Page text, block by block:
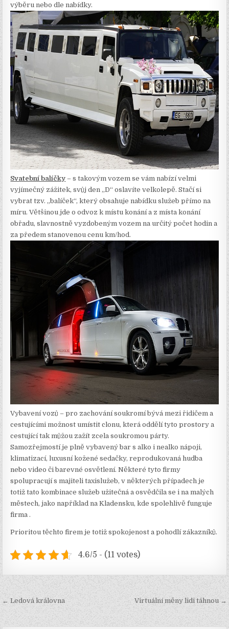
výběru nebo dle nabídky.
Svatební balíčky – s takovým vozem se vám nabízí velmi
vyjímečný zážitek, svůj den „D“ oslavíte velkolepě. Stačí si
vybrat tzv. „balíček“, který obsahuje nabídku služeb přímo na
míru. Většinou jde o odvoz k místu konání a z místa konání
obřadu, slavnostně vyzdobeným vozem na určitý počet hodin a
za předem stanovenou cenu km/hod.
Vybavení vozů – pro zachování soukromí bývá mezi řidičem a
cestujícími možnost umístit clonu, která oddělí tyto prostory a
cestující tak můžou zažít zcela soukromou párty.
Samozřejmostí je plně vybavený bar s alko i nealko nápoji,
klimatizací, luxusní kožené sedačky, reprodukovaná hudba
nebo video či barevné osvětlení. Některé tyto firmy
spolupracují s majiteli taxislužeb, v některých případech je
totiž tato kombinace služeb užitečná a osvědčila se i na malých
městech, jako například na Kladensku, kde spolehlivě funguje
firma .
Prioritou těchto firem je totiž spokojenost a pohodlí zákazníků.
4.6/5 - (11 votes)
Navigace
pro
← Ledová královna Virtuální měny lidi táhnou →